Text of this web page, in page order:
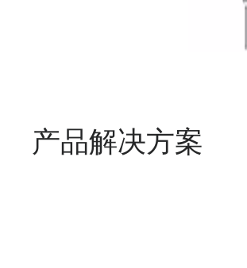
产品解决方案